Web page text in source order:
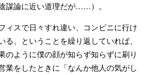
謀論に近い道理だが……）。
ィスで日々すれ違い、コンビニに行け
る、ということを繰り返していれば、
のように僕の顔が知らず知らずに刷り
業をしたときに「なんか他人の気がし